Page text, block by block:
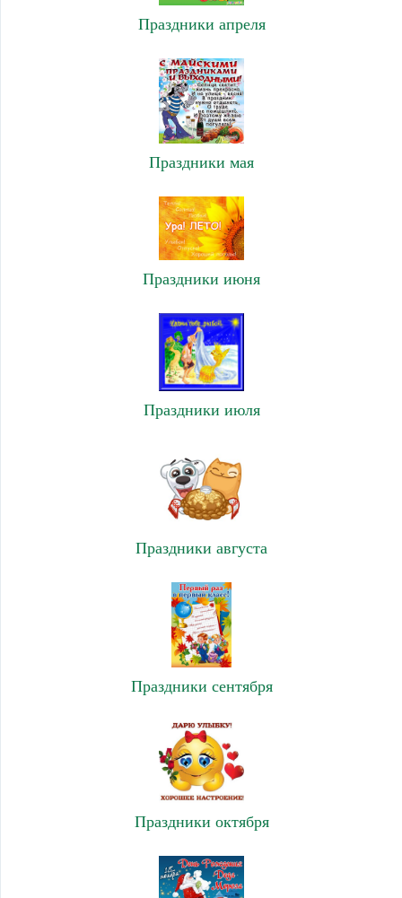
Праздники апреля
Праздники мая
Праздники июня
Праздники июля
Праздники августа
Праздники сентября
Праздники октября